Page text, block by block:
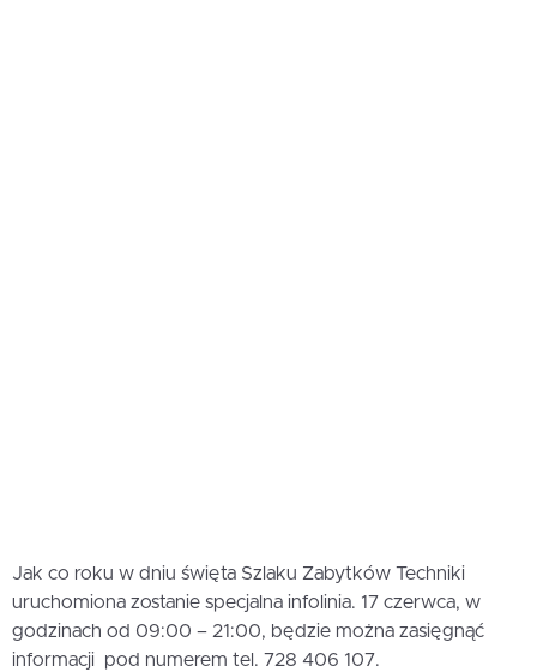
Jak co roku w dniu święta Szlaku Zabytków Techniki
uruchomiona zostanie specjalna infolinia. 17 czerwca, w
godzinach od 09:00 – 21:00, będzie można zasięgnąć
informacji pod numerem tel. 728 406 107.